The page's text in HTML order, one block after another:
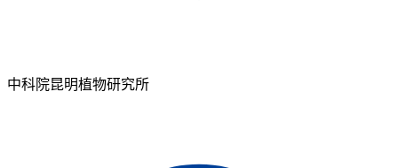
中科院昆明植物研究所